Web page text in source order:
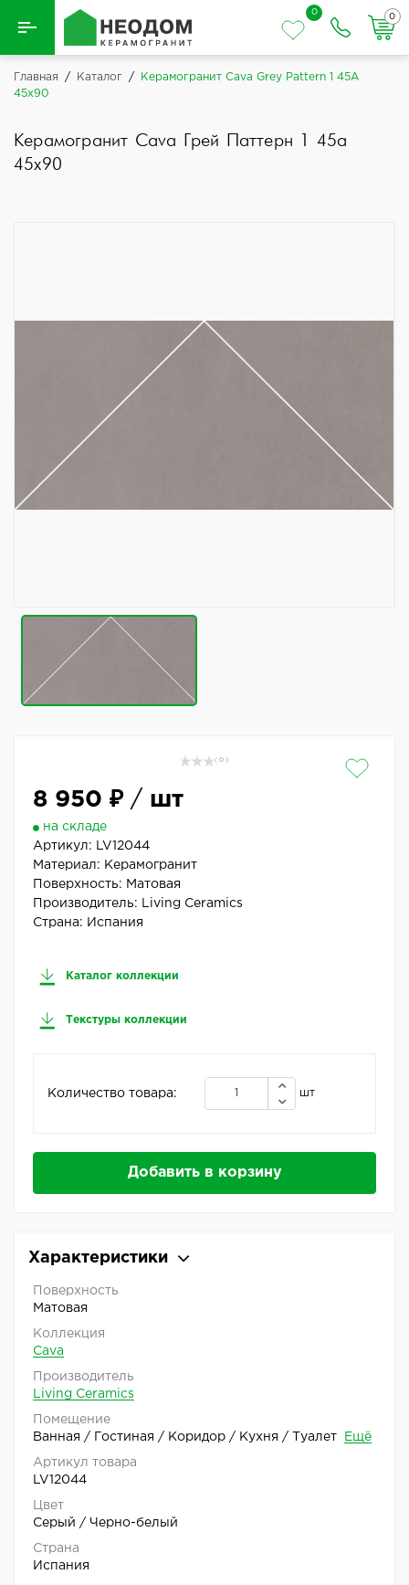
Назад
0
0
Главная / Каталог /
Керамогранит Cava Grey Pattern 1 45A
45x90
Керамогранит Cava Грей Паттерн 1 45a
45x90
( 0 )
8 950 ₽/ шт
на складе
Артикул:
LV12044
Материал: Керамогранит
Поверхность: Матовая
Производитель:
Living Ceramics
Страна: Испания
Каталог коллекции
Текстуры коллекции
Количество товара: шт
Добавить в корзину
Характеристики
Поверхность
Матовая
Коллекция
Cava
Производитель
Living Ceramics
Помещение
Ванная / Гостиная / Коридор / Кухня / Туалет
Ещё
Артикул товара
LV12044
Цвет
Серый / Черно-белый
Страна
Испания